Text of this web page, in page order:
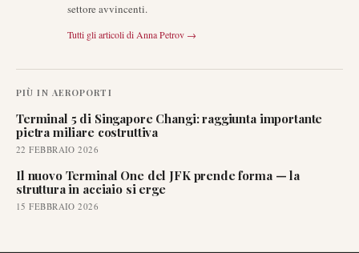
settore avvincenti.
Tutti gli articoli di Anna Petrov →
PIÙ IN AEROPORTI
Terminal 5 di Singapore Changi: raggiunta importante
pietra miliare costruttiva
22 FEBBRAIO 2026
Il nuovo Terminal One del JFK prende forma — la
struttura in acciaio si erge
15 FEBBRAIO 2026